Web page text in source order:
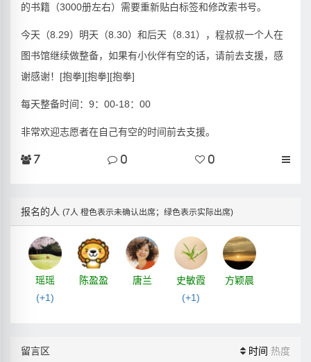
的书籍（3000册左右）需要重新贴白标签和修改索书号。
今天（8.29）明天（8.30）和后天（8.31），程叔叔一个人在
图书馆继续做整备，如果有小伙伴有空的话，请前去支援，感
谢感谢！[抱拳][抱拳][抱拳]
每天整备时间：9：00-18：00
非常欢迎志愿者在自己有空的时间前去支援。
7 0 0
报名的人 (7人 橙色表示未确认出席；绿色表示实际出席)
瑶瑶
(+1)
陈盈盈 唐兰
史敏霞
(+1)
方颖晨
留言区 时间 热度